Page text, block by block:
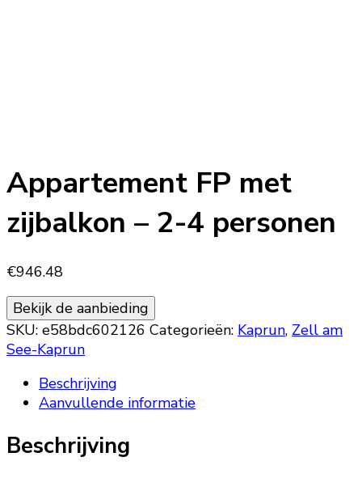
Appartement FP met
zijbalkon – 2-4 personen
€946.48
Bekijk de aanbieding
SKU: e58bdc602126 Categorieën: Kaprun, Zell am
See-Kaprun
Beschrijving
Aanvullende informatie
Beschrijving